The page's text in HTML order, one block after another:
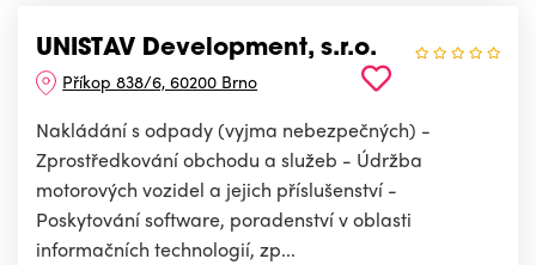
UNISTAV Development, s.r.o.
Příkop 838/6, 60200 Brno
Nakládání s odpady (vyjma nebezpečných) -
Zprostředkování obchodu a služeb - Údržba
motorových vozidel a jejich příslušenství -
Poskytování software, poradenství v oblasti
informačních technologií, zp...